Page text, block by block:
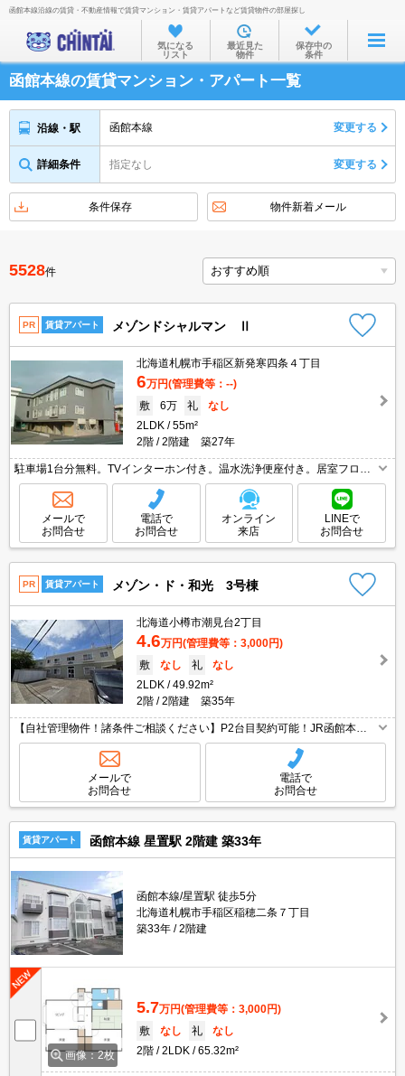
お部屋を探す
沿線・駅から
住所から
物件特集から
不動産会社から
TOP
函館本線沿線の賃貸・不動産情報で賃貸マンション・賃貸アパートなど賃貸物件の部屋探し
気になる
リスト
最近見た
物件
保存中の
条件
函館本線の賃貸マンション・アパート一覧
沿線・駅 函館本線 変更する
詳細条件 指定なし 変更する
条件保存 物件新着メール
5528件
PR 賃貸アパート メゾンドシャルマン Ⅱ
北海道札幌市手稲区新発寒四条４丁目
6万円(管理費等：--)
敷
6万 礼
なし
2LDK
55m²
2階
2階建 築27年
駐車場1台分無料。TVインターホン付き。温水洗浄便座付き。居室フロー
リング。灯油FF。シャンドレ。光ファイバー対応。クローゼット付。仲介
手数料家賃の0.55ヵ月分。初期費用クレジット払い可能。
メールで
お問合せ
電話で
お問合せ
オンライン
来店
LINEで
お問合せ
PR 賃貸アパート メゾン・ド・和光 3号棟
北海道小樽市潮見台2丁目
4.6万円(管理費等：3,000円)
敷
なし 礼
なし
2LDK
49.92m²
2階
2階建 築35年
【自社管理物件！諸条件ご相談ください】P2台目契約可能！JR函館本線
「南小樽」駅より徒歩19分 ペット相談可☆
メールで
お問合せ
電話で
お問合せ
賃貸アパート 函館本線 星置駅 2階建 築33年
函館本線/星置駅 徒歩5分
北海道札幌市手稲区稲穂二条７丁目
築33年
2階建
画像：2枚
5.7万円(管理費等：3,000円)
敷
なし 礼
なし
2階
2LDK 65.32m²